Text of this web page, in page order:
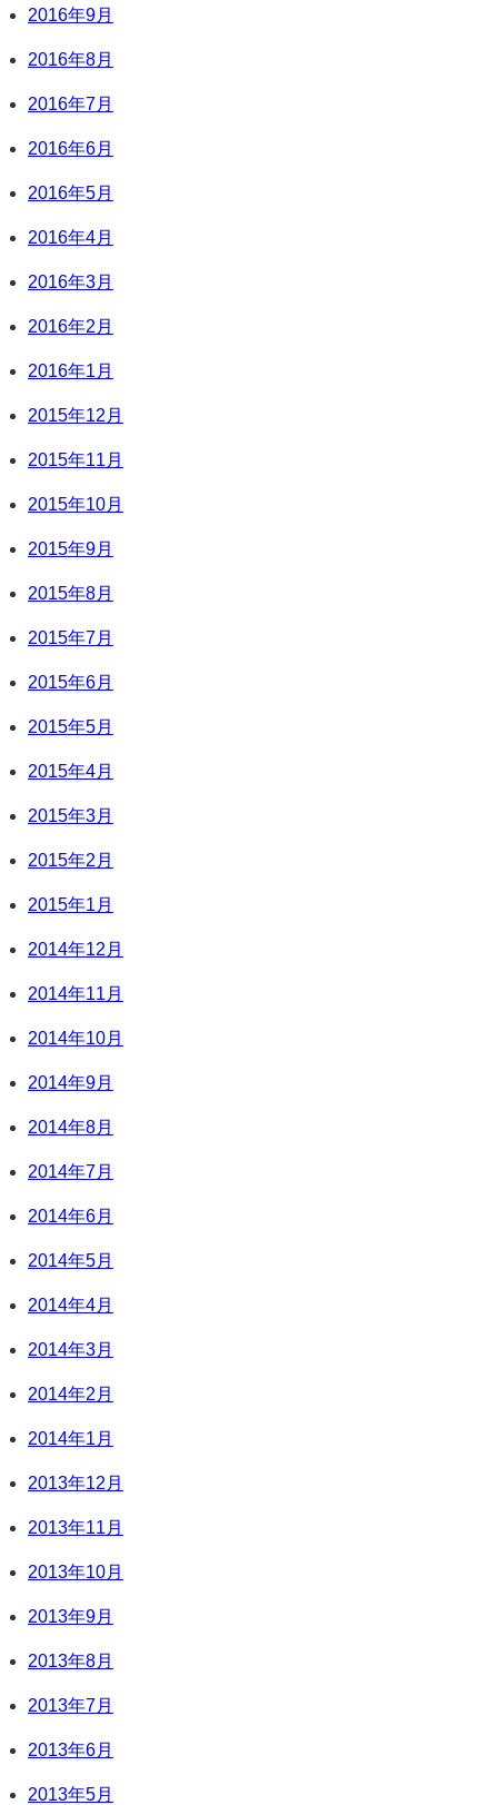
2016年9月
2016年8月
2016年7月
2016年6月
2016年5月
2016年4月
2016年3月
2016年2月
2016年1月
2015年12月
2015年11月
2015年10月
2015年9月
2015年8月
2015年7月
2015年6月
2015年5月
2015年4月
2015年3月
2015年2月
2015年1月
2014年12月
2014年11月
2014年10月
2014年9月
2014年8月
2014年7月
2014年6月
2014年5月
2014年4月
2014年3月
2014年2月
2014年1月
2013年12月
2013年11月
2013年10月
2013年9月
2013年8月
2013年7月
2013年6月
2013年5月